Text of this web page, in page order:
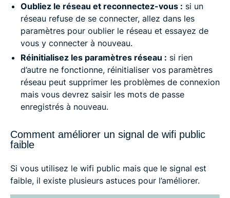
Oubliez le réseau et reconnectez-vous : si un
réseau refuse de se connecter, allez dans les
paramètres pour oublier le réseau et essayez de
vous y connecter à nouveau.
Réinitialisez les paramètres réseau : si rien
d’autre ne fonctionne, réinitialiser vos paramètres
réseau peut supprimer les problèmes de connexion
mais vous devrez saisir les mots de passe
enregistrés à nouveau.
Comment améliorer un signal de wifi public
faible
Si vous utilisez le wifi public mais que le signal est
faible, il existe plusieurs astuces pour l’améliorer.